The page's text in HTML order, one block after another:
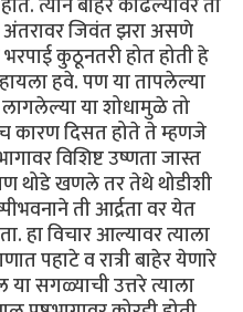
जिवंत झरा असणे
कुठूनतरी होत होती हे
हवे. पण या तापलेल्या
या शोधामुळे तो
कारण दिसत होते ते म्हणजे
विशिष्ट उष्णता जास्त
थोडे खणले तर तेथे थोडीशी
ती आर्द्रता वर येत
हा विचार आल्यावर त्याला
पहाटे व रात्री बाहेर येणारे
सगळ्याची उत्तरे त्याला